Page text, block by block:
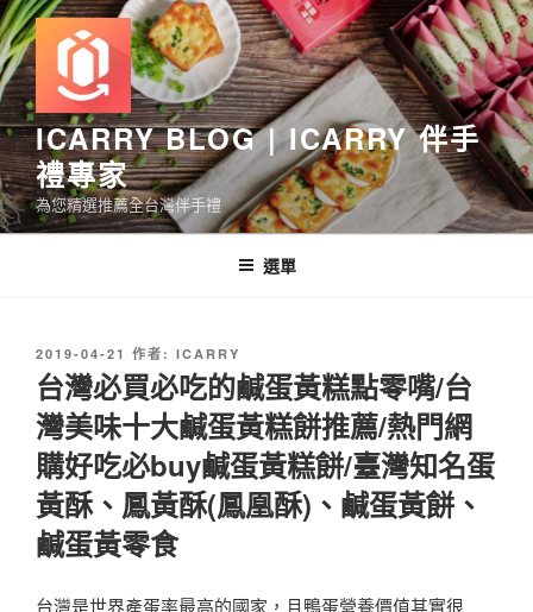
跳
至
主
要
內
容
ICARRY BLOG | ICARRY 伴手
禮專家
為您精選推薦全台灣伴手禮
選單
發
佈
於
2019-04-21 作者: ICARRY
台灣必買必吃的鹹蛋黃糕點零嘴/台
灣美味十大鹹蛋黃糕餅推薦/熱門網
購好吃必buy鹹蛋黃糕餅/臺灣知名蛋
黃酥、鳳黃酥(鳳凰酥)、鹹蛋黃餅、
鹹蛋黃零食
台灣是世界產蛋率最高的國家，且鴨蛋營養價值其實很